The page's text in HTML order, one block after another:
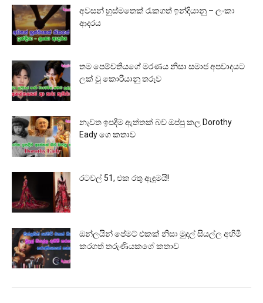
අවසන් හුස්මතෙක් රැකගත් ඉන්දියානු – ලංකා
ආදරය
තම පෙම්වතියගේ මරණය නිසා සමාජ අපවාදයට
ලක් වූ කොරියානු තරුව
නැවත ඉපදීම ඇත්තක් බව ඔප්පු කල Dorothy
Eady ගෙ කතාව
රටවල් 51, එක රතු ඇඳුමයි!
ඔන්ලයින් පේමට් එකක් නිසා මුදල් සියල්ල අහිමි
කරගත් තරුණියකගේ කතාව